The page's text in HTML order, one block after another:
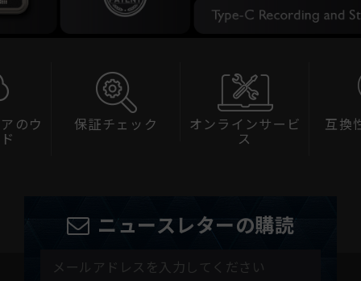
のウ
保証チェック
オンラインサービ
ス
互換
ニュースレターの購読